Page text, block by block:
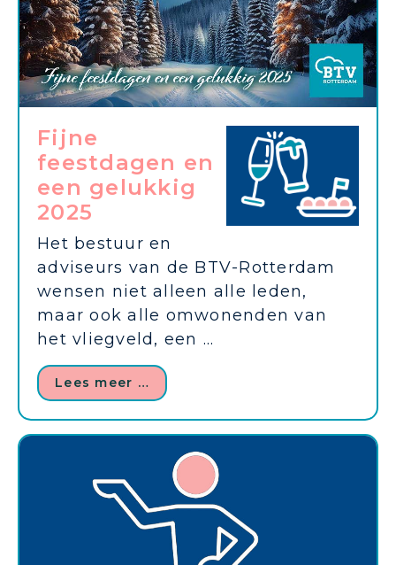
Fijne
feestdagen en
een gelukkig
2025
Het bestuur en
adviseurs van de BTV-Rotterdam
wensen niet alleen alle leden,
maar ook alle omwonenden van
het vliegveld, een ...
Lees meer …